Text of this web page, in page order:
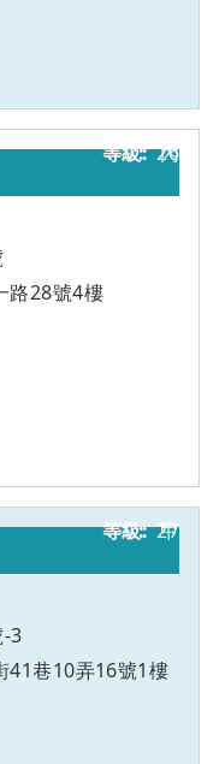
26
路28號4樓
丙
27
3
41巷10弄16號1樓
甲